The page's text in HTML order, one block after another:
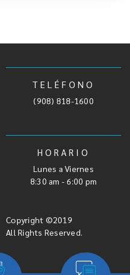
Copyright ©2019
All Rights Reserved.
TELÉFONO
(908) 818-1600
HORARIO
Lunes a Viernes
8:30 am - 6:00 pm